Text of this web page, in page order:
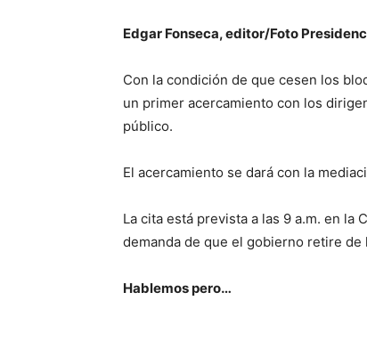
Edgar Fonseca, editor/Foto
Con la condición de que cesen los
un primer acercamiento con los
público.
El acercamiento se dará con la
La cita está prevista a las 9 a.m. en la
demanda de que el gobierno retire
Hablemos pero…